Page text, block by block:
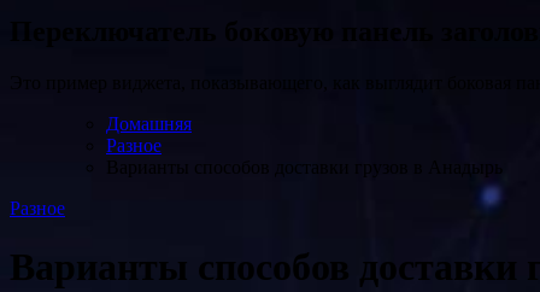
Это пример виджета, показывающего, как выглядит боковая
Домашняя
Разное
Варианты способов доставки грузов в Анадырь
Разное
Варианты способов доставки